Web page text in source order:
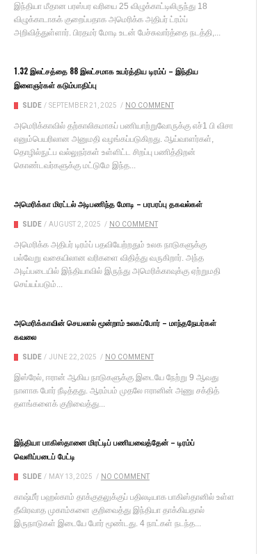
இந்தியா மீதான பரஸ்பர வரியை 25 விழுக்காட்டிலிருந்து 18
விழுக்காடாகக் குறைப்பதாக அமெரிக்க அதிபர் ட்ரம்ப்
அறிவித்துள்ளார். பிரதமர் மோடி உடன் பேச்சுவார்த்தை நடத்தி,...
1.32 இலட்சத்தை 88 இலட்சமாக உயர்த்திய டிரம்ப் – இந்திய
இளைஞர்கள் கடும்பாதிப்பு
SLIDE / SEPTEMBER 21, 2025 / NO COMMENT
அமெரிக்காவில் தற்காலிகமாகப் பணியாற்றுவோருக்கு எச்1 பி விசா
எனும்பெயரிலான அனுமதி வழங்கப்படுகிறது. ஆய்வாளர்கள்,
தொழில்நுட்ப வல்லுநர்கள் உள்ளிட்ட சிறப்பு பணித்திறன்
கொண்டவர்களுக்கு மட்டுமே இந்த...
அமெரிக்கா மிரட்டல் அடிபணிந்த மோடி – பரபரப்பு தகவல்கள்
SLIDE / AUGUST 2, 2025 / NO COMMENT
அமெரிக்க அதிபர் டிரம்ப் பதவியேற்றதும் உலக நாடுகளுக்கு
பல்வேறு வகையிலான வரிகளை விதித்து வருகிறார். அந்த
அடிப்படையில் இந்தியாவில் இருந்து அமெரிக்காவுக்கு ஏற்றுமதி
செய்யப்படும்...
அமெரிக்காவின் செயலால் மூன்றாம் உலகப்போர் – மாந்தநேயர்கள்
கவலை
SLIDE / JUNE 22, 2025 / NO COMMENT
இஸ்ரேல், ஈரான் ஆகிய நாடுகளுக்கு இடையே நேற்று 9 ஆவது
நாளாக போர் நீடித்தது. ஆரம்பம் முதலே ஈரானின் அணு சக்தித்
தளங்களைக் குறிவைத்து...
இந்தியா பாகிஸ்தானை மிரட்டிப் பணியவைத்தேன் – டிரம்ப்
வெளிப்படைப் பேட்டி
SLIDE / MAY 13, 2025 / NO COMMENT
காஷ்மீர் பஹல்காம் தாக்குதலுக்குப் பதிலடியாக பாகிஸ்தானில் உள்ள
தீவிரவாத முகாம்களை குறிவைத்து இந்தியா தாக்கியதால்
இருநாடுகள் இடையே போர் மூண்டது. 4 நாட்கள் நடந்த...